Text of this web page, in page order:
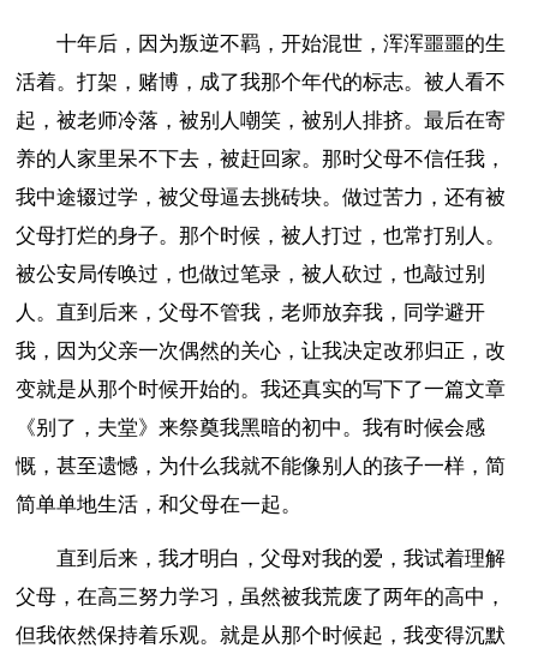
十年后，因为叛逆不羁，开始混世，浑浑噩噩的生
活着。打架，赌博，成了我那个年代的标志。被人看不
起，被老师冷落，被别人嘲笑，被别人排挤。最后在寄
养的人家里呆不下去，被赶回家。那时父母不信任我，
我中途辍过学，被父母逼去挑砖块。做过苦力，还有被
父母打烂的身子。那个时候，被人打过，也常打别人。
被公安局传唤过，也做过笔录，被人砍过，也敲过别
人。直到后来，父母不管我，老师放弃我，同学避开
我，因为父亲一次偶然的关心，让我决定改邪归正，改
变就是从那个时候开始的。我还真实的写下了一篇文章
《别了，夫堂》来祭奠我黑暗的初中。我有时候会感
慨，甚至遗憾，为什么我就不能像别人的孩子一样，简
简单单地生活，和父母在一起。
直到后来，我才明白，父母对我的爱，我试着理解
父母，在高三努力学习，虽然被我荒废了两年的高中，
但我依然保持着乐观。就是从那个时候起，我变得沉默